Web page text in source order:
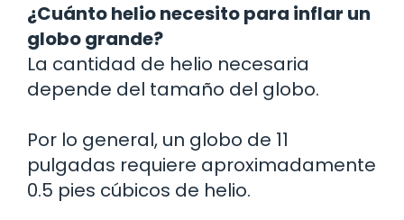
¿Cuánto helio necesito para inflar un
globo grande?
La cantidad de helio necesaria
depende del tamaño del globo.
Por lo general, un globo de 11
pulgadas requiere aproximadamente
0.5 pies cúbicos de helio.